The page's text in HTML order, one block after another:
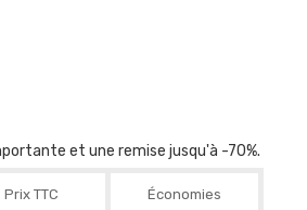
et une remise jusqu'à -70%.
Prix TTC Économies